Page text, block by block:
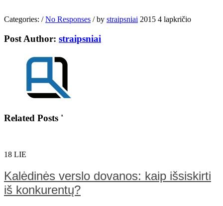
Categories: / No Responses /by straipsniai 2015 4 lapkričio
Post Author: straipsniai
Related Posts '
18 LIE
Kalėdinės verslo dovanos: kaip išsiskirti
iš konkurentų?